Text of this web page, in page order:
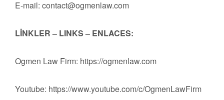
E-mail: contact@ogmenlaw.com
LİNKLER – LINKS – ENLACES:
Ogmen Law Firm: https://ogmenlaw.com
Youtube: https://www.youtube.com/c/OgmenLawFirm